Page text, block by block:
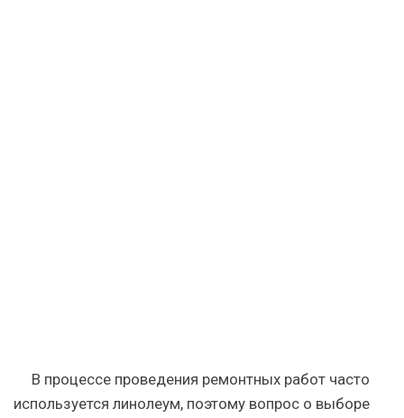
В процессе проведения ремонтных работ часто
используется линолеум, поэтому вопрос о выборе